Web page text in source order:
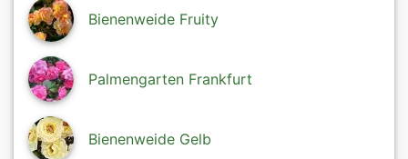
Bienenweide Fruity
Palmengarten Frankfurt
Bienenweide Gelb